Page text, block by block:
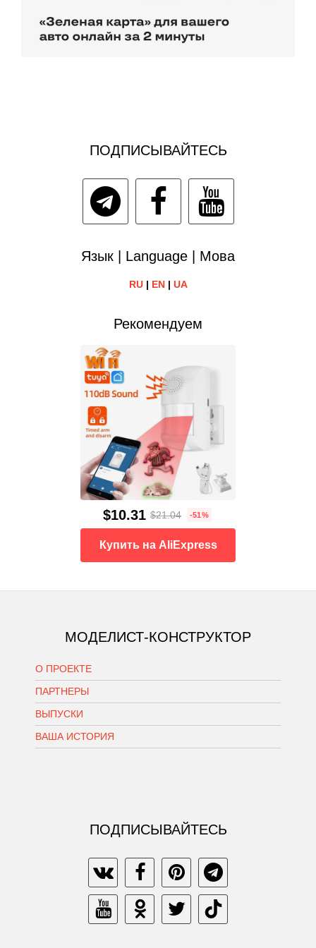
ПОДПИСЫВАЙТЕСЬ
Язык | Language | Мова
RU| EN| UA
Рекомендуем
$10.31 $21.04 -51%
Купить на AliExpress
МОДЕЛИСТ-КОНСТРУКТОР
О ПРОЕКТЕ
ПАРТНЕРЫ
ВЫПУСКИ
ВАША ИСТОРИЯ
ПОДПИСЫВАЙТЕСЬ